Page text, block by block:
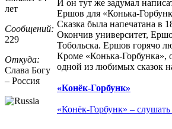
лет
Сообщений:
229
Откуда:
Слава Богу
– Россия
И он тут же задумал
Ершов для «Конька-
Сказка была напечатана в
Окончив университет,
Тобольска. Ершов горячо
Кроме «Конька-Горбунка»,
одной из любимых сказок
«Конёк-Горбунк»
«Конёк-Горбунк» –